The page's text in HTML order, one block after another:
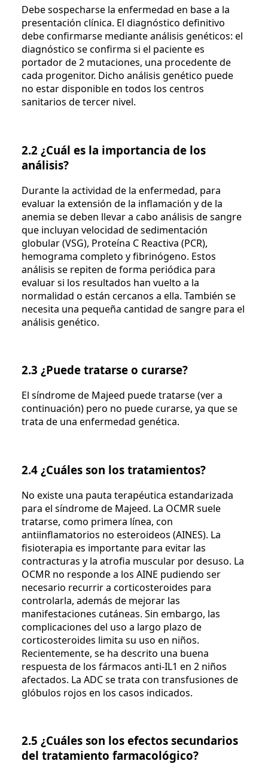
Debe sospecharse la enfermedad en base a la
presentación clínica. El diagnóstico definitivo
debe confirmarse mediante análisis genéticos: el
diagnóstico se confirma si el paciente es
portador de 2 mutaciones, una procedente de
cada progenitor. Dicho análisis genético puede
no estar disponible en todos los centros
sanitarios de tercer nivel.
2.2 ¿Cuál es la importancia de los
análisis?
Durante la actividad de la enfermedad, para
evaluar la extensión de la inflamación y de la
anemia se deben llevar a cabo análisis de sangre
que incluyan velocidad de sedimentación
globular (VSG), Proteína C Reactiva (PCR),
hemograma completo y fibrinógeno. Estos
análisis se repiten de forma periódica para
evaluar si los resultados han vuelto a la
normalidad o están cercanos a ella. También se
necesita una pequeña cantidad de sangre para el
análisis genético.
2.3 ¿Puede tratarse o curarse?
El síndrome de Majeed puede tratarse (ver a
continuación) pero no puede curarse, ya que se
trata de una enfermedad genética.
2.4 ¿Cuáles son los tratamientos?
No existe una pauta terapéutica estandarizada
para el síndrome de Majeed. La OCMR suele
tratarse, como primera línea, con
antiinflamatorios no esteroideos (AINES). La
fisioterapia es importante para evitar las
contracturas y la atrofia muscular por desuso. La
OCMR no responde a los AINE pudiendo ser
necesario recurrir a corticosteroides para
controlarla, además de mejorar las
manifestaciones cutáneas. Sin embargo, las
complicaciones del uso a largo plazo de
corticosteroides limita su uso en niños.
Recientemente, se ha descrito una buena
respuesta de los fármacos anti-IL1 en 2 niños
afectados. La ADC se trata con transfusiones de
glóbulos rojos en los casos indicados.
2.5 ¿Cuáles son los efectos secundarios
del tratamiento farmacológico?